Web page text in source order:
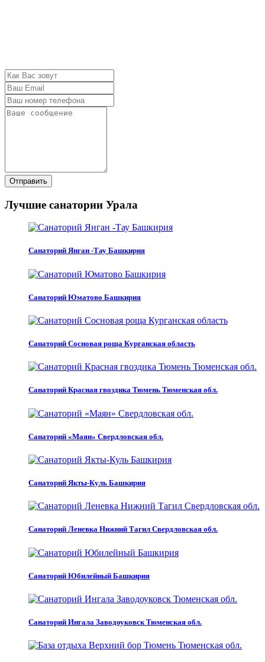
Отправить
Лучшие санатории Урала
Санаторий Янган -Тау Башкирия
Санаторий Юматово Башкирия
Санаторий Сосновая роща Курганская область
Санаторий Красная гвоздика Тюмень Тюменская обл.
Санаторий «Маян» Свердловская обл.
Санаторий Якты-Куль Башкирия
Санаторий Леневка Нижний Тагил Свердловская обл.
Санаторий Юбилейный Башкирия
Санаторий Ингала Заводоуковск Тюменская обл.